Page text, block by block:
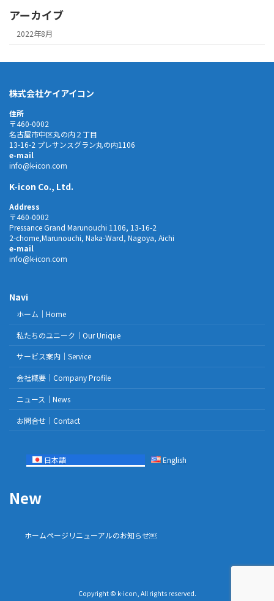
アーカイブ
2022年8月
株式会社ケイアイコン
住所
〒460-0002
名古屋市中区丸の内２丁目
13-16-2 プレサンスグラン丸の内1106
e-mail
info@k-icon.com
​K-icon Co., Ltd.
Address
〒460-0002
Pressance Grand Marunouchi 1106, 13-16-2
2-chome,Marunouchi, Naka-Ward, Nagoya, Aichi
e-mail
info@k-icon.com
Navi
ホーム｜Home
私たちのユニーク｜Our Unique
サービス案内｜Service
会社概要｜Company Profile
ニュース｜News
お問合せ｜Contact
English
日本語
New
ホームページリニューアルのお知らせ￼
Copyright © k-icon, All rights reserved.